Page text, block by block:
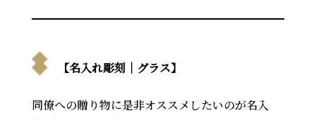
【名入れ彫刻｜グラス】
同僚への贈り物に是非オススメしたいのが名入